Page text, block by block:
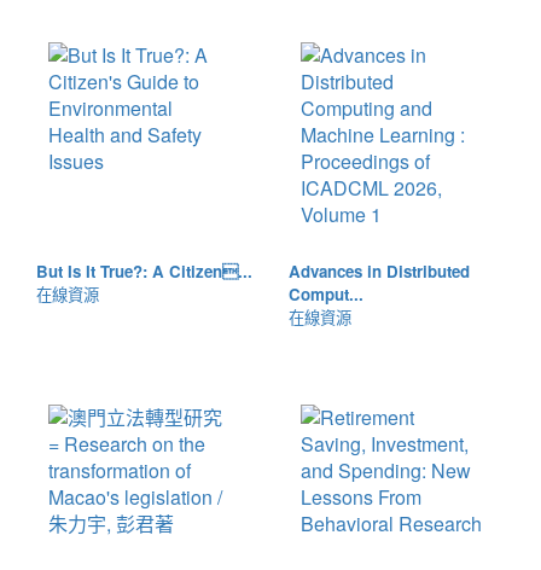
But Is It True?: A Citizen...
在線資源
Advances in Distributed
Comput...
在線資源